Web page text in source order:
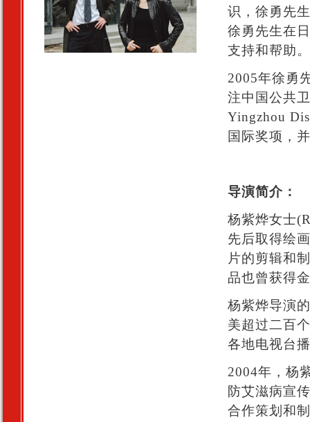
识，徐勇先
徐勇先生在
支持和帮助。
2005年徐勇
注中国公共
Yingzhou
国际奖项，
导演简介：
杨紫烨女士
先后取得绘
片的剪辑和
品也曾获得
杨紫烨导演
美超过二百
各地电视台
2004年，杨
防艾滋病宣
合作策划和